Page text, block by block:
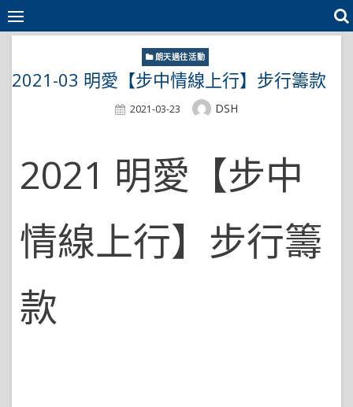
Skip
to
朗天過往活動
2021-03 明愛【步中情線上行】步行籌款
Posted
2021-03-23 Author
DSH
2021 明愛【步中
情線上行】步行籌
款